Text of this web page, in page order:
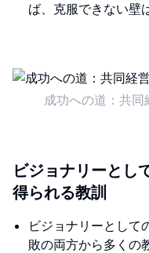
ば、克服できない壁
成功への道：共
ビジョナリーとし
得られる教訓
ビジョナリーとして
敗の両方から多くの